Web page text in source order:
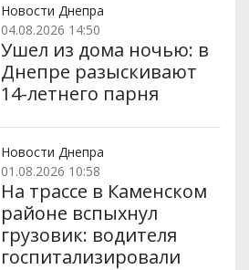
Новости Днепра
04.08.2026 14:50
Ушел из дома ночью: в
Днепре разыскивают
14-летнего парня
Новости Днепра
01.08.2026 10:58
На трассе в Каменском
районе вспыхнул
грузовик: водителя
госпитализировали